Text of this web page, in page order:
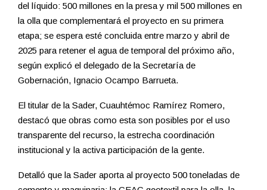
del líquido: 500 millones en la presa y mil 500 millones en
la olla que complementará el proyecto en su primera
etapa; se espera esté concluida entre marzo y abril de
2025 para retener el agua de temporal del próximo año,
según explicó el delegado de la Secretaría de
Gobernación, Ignacio Ocampo Barrueta.
El titular de la Sader, Cuauhtémoc Ramírez Romero,
destacó que obras como esta son posibles por el uso
transparente del recurso, la estrecha coordinación
institucional y la activa participación de la gente.
Detalló que la Sader aporta al proyecto 500 toneladas de